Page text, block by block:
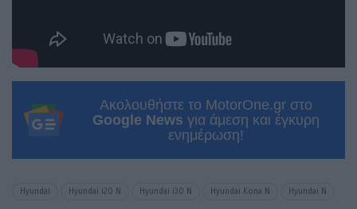
Ακολουθήστε το MotorOne.gr στο
Google News για άμεση και έγκυρη
ενημέρωση!
Hyundai Hyundai i20 N Hyundai i30 N Hyundai Kona N Hyundai N